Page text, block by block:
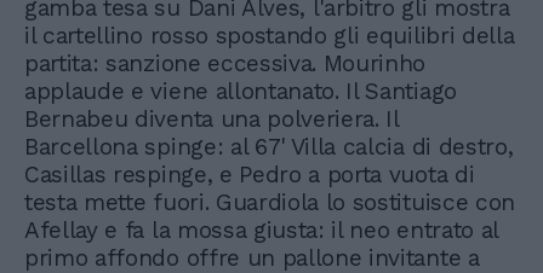
gamba tesa su Dani Alves, l'arbitro gli mostra
il cartellino rosso spostando gli equilibri della
partita: sanzione eccessiva. Mourinho
applaude e viene allontanato. Il Santiago
Bernabeu diventa una polveriera. Il
Barcellona spinge: al 67' Villa calcia di destro,
Casillas respinge, e Pedro a porta vuota di
testa mette fuori. Guardiola lo sostituisce con
Afellay e fa la mossa giusta: il neo entrato al
primo affondo offre un pallone invitante a